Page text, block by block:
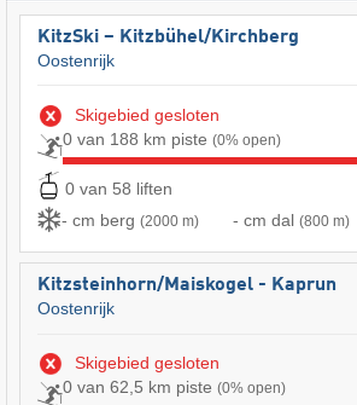
KitzSki – Kitzbühel/​Kirchberg
Oostenrijk
Skigebied gesloten
0 van 188 km piste (0% open)
0 van 58 liften
- cm berg (2000 m) - cm dal (800 m)
Kitzsteinhorn/​Maiskogel - Kaprun
Oostenrijk
Skigebied gesloten
0 van 62,5 km piste (0% open)